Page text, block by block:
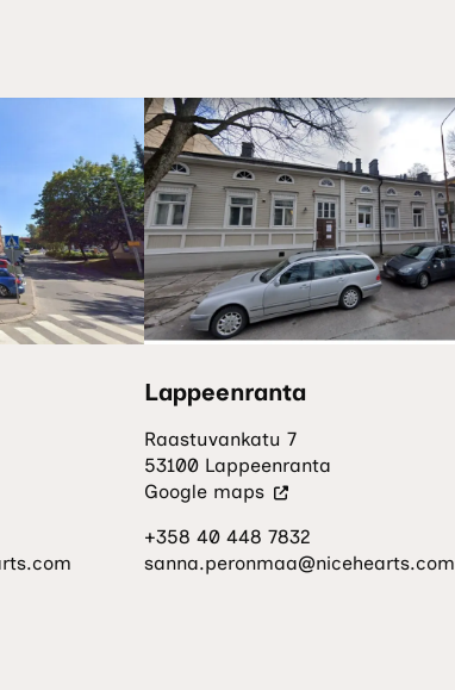
Lappeenranta
Raastuvankatu 7
53100 Lappeenranta
Google maps(Vieraile
sivustolla.
Linkki
+358 40 448 7832
sanna.peronmaa@nicehearts.com